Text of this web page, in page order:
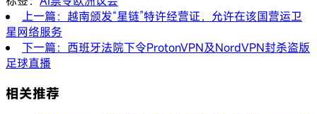
上一篇：越南颁发“星链”特许经营证，允许在该国营运卫
星网络服务
下一篇：西班牙法院下令ProtonVPN及NordVPN封杀盗版
足球直播
相关推荐